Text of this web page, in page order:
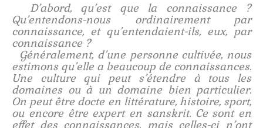
D’abord, qu’est que la connaissance ?
Qu’entendons-nous ordinairement par
connaissance, et qu’entendaient-ils, eux, par
connaissance ?
Généralement, d’une personne cultivée, nous
estimons qu’elle a beaucoup de connaissances.
Une culture qui peut s’étendre à tous les
domaines ou à un domaine bien particulier.
On peut être docte en littérature, histoire, sport,
ou encore être expert en sanskrit. Ce sont en
effet des connaissances, mais celles-ci n’ont